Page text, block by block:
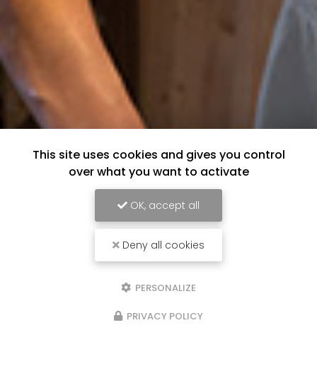
This site uses cookies and gives you control
over what you want to activate
OK, accept all
Deny all cookies
PERSONALIZE
PRIVACY POLICY